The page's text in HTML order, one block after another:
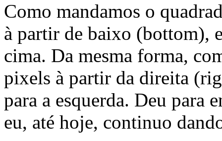
Como mandamos o
à partir de baixo (bottom),
cima. Da mesma forma,
pixels à partir da direita
para a esquerda. Deu para
eu, até hoje, continuo